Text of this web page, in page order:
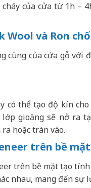
của cửa từ 1h –
và Ron
cùng của cửa gỗ với
có thể tạo độ kín
gioăng sẽ nở ra
hoặc tràn vào.
trên bề mặt
trên bề mặt tạo
nhau, mang đến sự